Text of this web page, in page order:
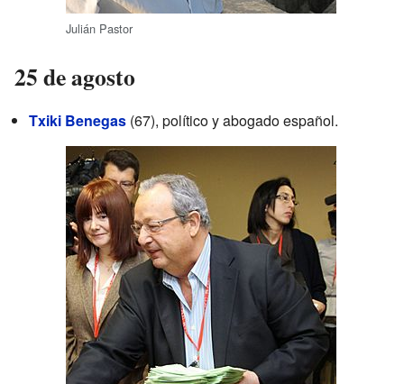
Julián Pastor
25 de agosto
Txiki Benegas (67), político y abogado español.